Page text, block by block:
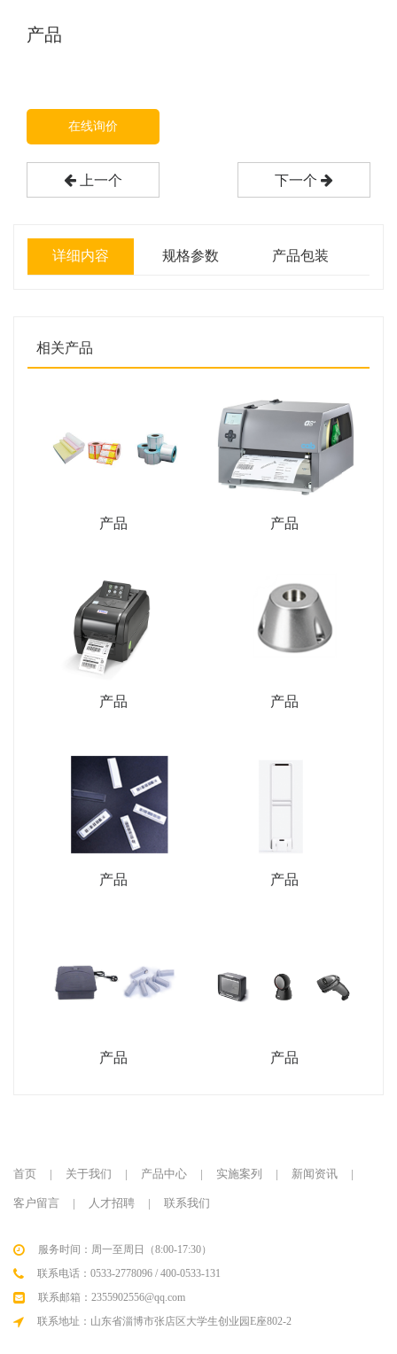
产品
在线询价
上一个 下一个
详细内容 规格参数 产品包装
相关产品
产品 产品
产品 产品
产品 产品
产品 产品
首页 | 关于我们 | 产品中心 | 实施案列 | 新闻资讯 |
客户留言 | 人才招聘 | 联系我们
服务时间：周一至周日（8:00-17:30）
联系电话：0533-2778096 / 400-0533-131
联系邮箱：2355902556@qq.com
联系地址：山东省淄博市张店区大学生创业园E座802-2